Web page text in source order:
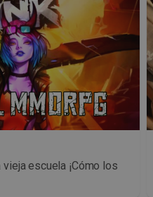
escuela ¡Cómo los